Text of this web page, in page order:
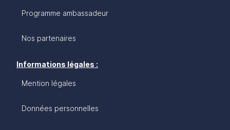
Programme ambassadeur
Nos partenaires
Informations légales :
Mention légales
Données personnelles